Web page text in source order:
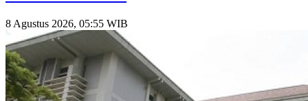
8 Agustus 2026, 05:55 WIB